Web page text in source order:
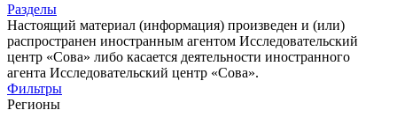
Разделы
Настоящий материал (информация) произведен и (или)
распространен иностранным агентом Исследовательский
центр «Сова» либо касается деятельности иностранного
агента Исследовательский центр «Сова».
Фильтры
Регионы